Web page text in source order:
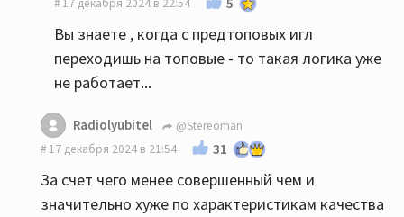
17 декабря 2024 в 22:54
Вы знаете , когда с предтоповых игл
переходишь на топовые - то такая логика уже
не работает...
Radiolyubitel
@Stereoman
17 декабря 2024 в 21:54
31
За счет чего менее совершенный чем и
значительно хуже по характеристикам качества